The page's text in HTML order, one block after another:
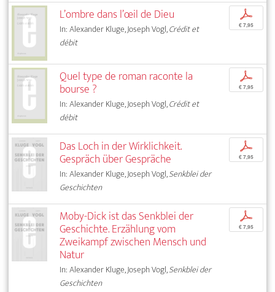
L’ombre dans l’œil de Dieu
In: Alexander Kluge, Joseph Vogl,Crédit et
débit
p
€ 7,95
Quel type de roman raconte la
bourse ?
In: Alexander Kluge, Joseph Vogl,Crédit et
débit
p
€ 7,95
Das Loch in der Wirklichkeit.
Gespräch über Gespräche
In: Alexander Kluge, Joseph Vogl,Senkblei der
Geschichten
p
€ 7,95
Moby-Dick ist das Senkblei der
Geschichte. Erzählung vom
Zweikampf zwischen Mensch und
Natur
In: Alexander Kluge, Joseph Vogl,Senkblei der
Geschichten
p
€ 7,95